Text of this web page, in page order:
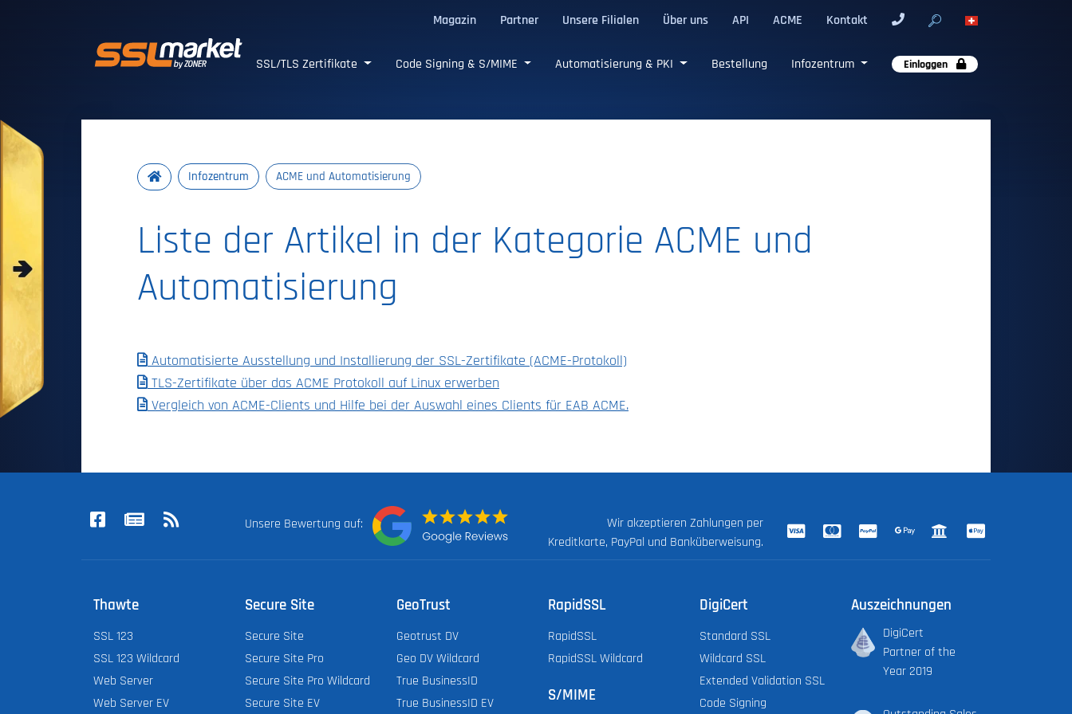
Magazin Partner Unsere Filialen Über uns API ACME Kontakt
SSL/TLS Zertifikate Code Signing & S/MIME Automatisierung & PKI Bestellung Infozentrum Einloggen
Infozentrum ACME und Automatisierung
Liste der Artikel in der Kategorie ACME und
Automatisierung
Automatisierte Ausstellung und Installierung der SSL-Zertifikate (ACME-Protokoll)
TLS-Zertifikate über das ACME Protokoll auf Linux erwerben
Vergleich von ACME-Clients und Hilfe bei der Auswahl eines Clients für EAB ACME.
Unsere Bewertung auf:
Wir akzeptieren Zahlungen per
Kreditkarte, PayPal und Banküberweisung.
Thawte
SSL 123
SSL 123 Wildcard
Web Server
Web Server EV
Secure Site
Secure Site
Secure Site Pro
Secure Site Pro Wildcard
Secure Site EV
GeoTrust
Geotrust DV
Geo DV Wildcard
True BusinessID
True BusinessID EV
RapidSSL
RapidSSL
RapidSSL Wildcard
S/MIME
DigiCert
Standard SSL
Wildcard SSL
Extended Validation SSL
Code Signing
Auszeichnungen
DigiCert
Partner of the
Year 2019